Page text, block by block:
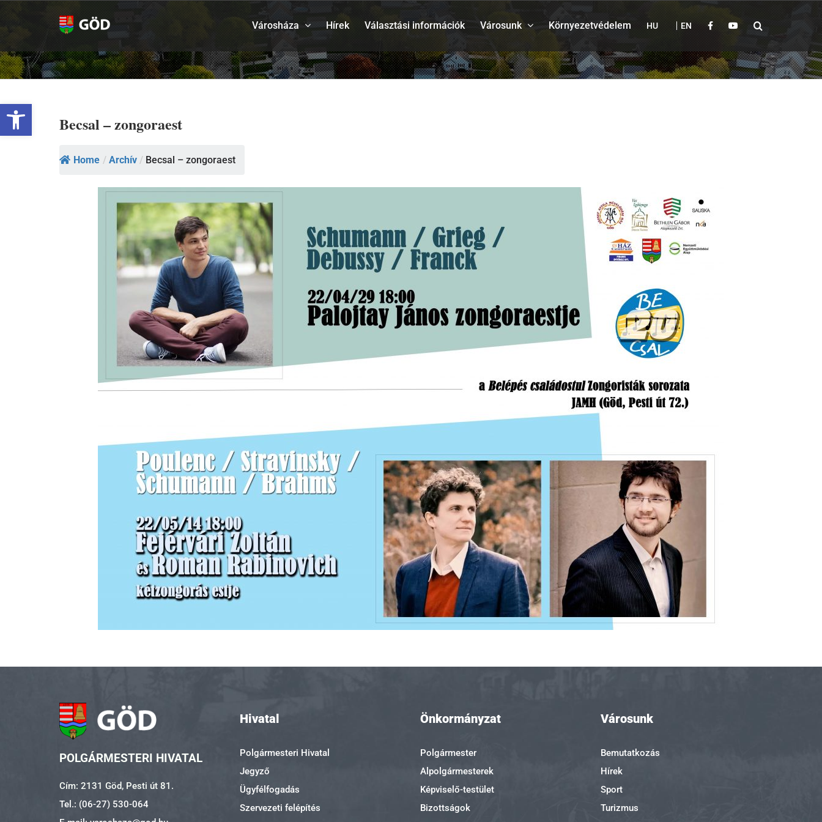
Eszköztár megnyitása
Városháza Hírek Választási információk Városunk Környezetvédelem HU EN
Becsal – zongoraest
Home / Archív / Becsal – zongoraest
POLGÁRMESTERI HIVATAL
Cím: 2131 Göd, Pesti út 81.
Tel.: (06-27) 530-064
Hivatal
Polgármesteri Hivatal
Jegyző
Ügyfélfogadás
Szervezeti felépítés
Önkormányzat
Polgármester
Alpolgármesterek
Képviselő-testület
Bizottságok
Városunk
Bemutatkozás
Hírek
Sport
Turizmus